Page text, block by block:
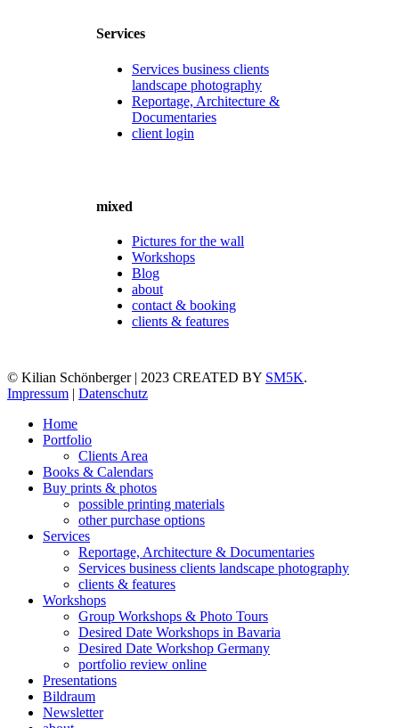
Services
Services business clients
landscape photography
Reportage, Architecture &
Documentaries
client login
mixed
Pictures for the wall
Workshops
Blog
about
contact & booking
clients & features
© Kilian Schönberger | 2023 CREATED BY SM5K.
Impressum | Datenschutz
Home
Portfolio
Clients Area
Books & Calendars
Buy prints & photos
possible printing materials
other purchase options
Services
Reportage, Architecture & Documentaries
Services business clients landscape photography
clients & features
Workshops
Group Workshops & Photo Tours
Desired Date Workshops in Bavaria
Desired Date Workshop Germany
portfolio review online
Presentations
Bildraum
Newsletter